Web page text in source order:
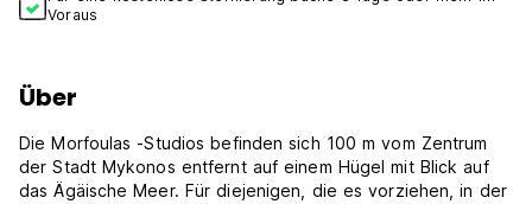
Voraus
Über
Die Morfoulas -Studios befinden sich 100 m vom Zentrum
der Stadt Mykonos entfernt auf einem Hügel mit Blick auf
das Ägäische Meer. Für diejenigen, die es vorziehen, in der